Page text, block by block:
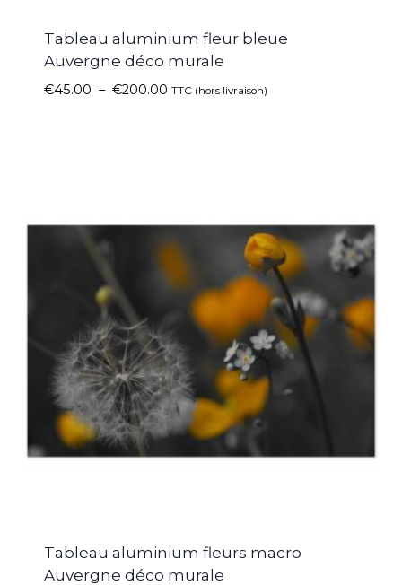
Tableau aluminium fleur bleue
Auvergne déco murale
€45.00 – €200.00 TTC (hors livraison)
Tableau aluminium fleurs macro
Auvergne déco murale